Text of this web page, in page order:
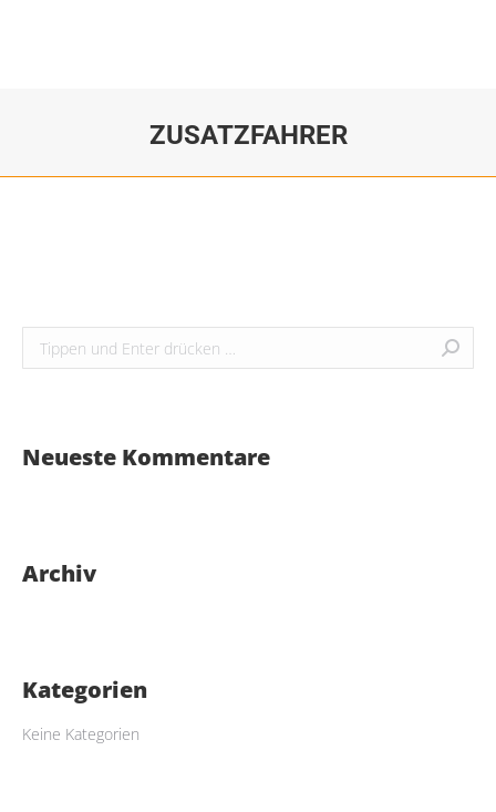
ZUSATZFAHRER
Neueste Kommentare
Archiv
Kategorien
Keine Kategorien